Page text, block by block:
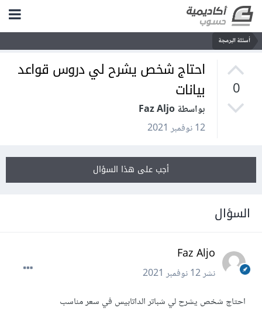
أسئلة البرمجة
0
احتاج شخص يشرح لي دروس قواعد
بيانات
بواسطة Faz Aljo
12 نوفمبر 2021
أجب على هذا السؤال
السؤال
Faz Aljo
نشر12 نوفمبر 2021
احتاج شخص يشرح لي شباتر الداتابيس في سعر مناسب